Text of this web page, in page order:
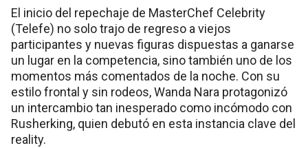
El inicio del repechaje de MasterChef Celebrity
(Telefe) no solo trajo de regreso a viejos
participantes y nuevas figuras dispuestas a ganarse
un lugar en la competencia, sino también uno de los
momentos más comentados de la noche. Con su
estilo frontal y sin rodeos, Wanda Nara protagonizó
un intercambio tan inesperado como incómodo con
Rusherking, quien debutó en esta instancia clave del
reality.